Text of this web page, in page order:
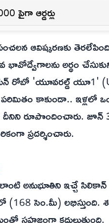
పైగా ఆర్డర్లు
ఆవిష్కరణకు
అర్థం
'యూవరల్డ్ యూ1'
కాకుండా.. ఇళ్లలో
రూపొందించారు. జూన్
ప్రదర్శించారు.
అనుభూతిని ఇచ్చే సిలికాన్
సెం.మీ) లభిస్తుంది.
సహజంగా కదులుతుంది.